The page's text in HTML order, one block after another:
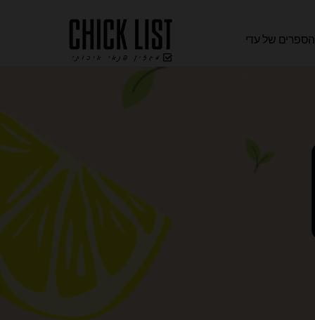
הספרים של עדי